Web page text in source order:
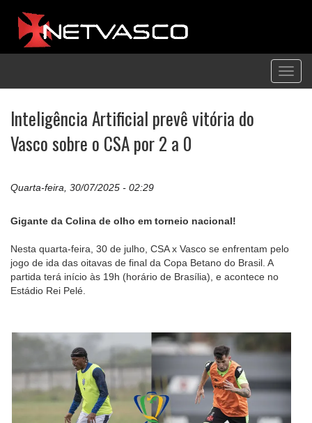
Inteligência Artificial prevê vitória do
Vasco sobre o CSA por 2 a 0
Quarta-feira, 30/07/2025 - 02:29
Gigante da Colina de olho em torneio nacional!
Nesta quarta-feira, 30 de julho, CSA x Vasco se enfrentam pelo
jogo de ida das oitavas de final da Copa Betano do Brasil. A
partida terá início às 19h (horário de Brasília), e acontece no
Estádio Rei Pelé.